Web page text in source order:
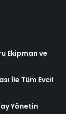
Ekipman ve
İle Tüm Evcil
Yönetin